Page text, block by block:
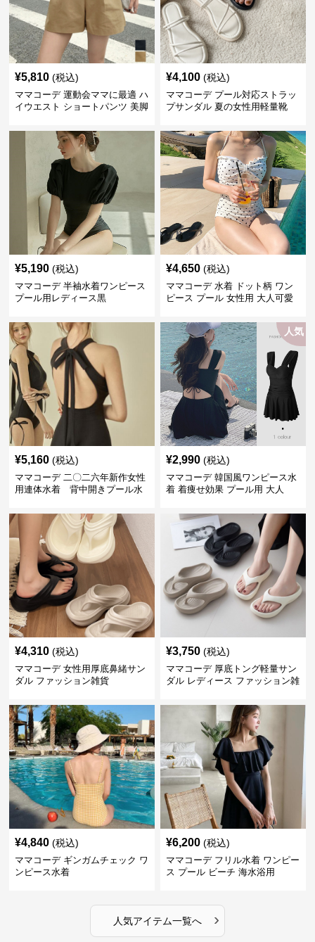
¥5,810 (税込)
ママコーデ 運動会ママに最適 ハ
イウエスト ショートパンツ 美脚
¥4,100 (税込)
ママコーデ プール対応ストラッ
プサンダル 夏の女性用軽量靴
¥5,190 (税込)
ママコーデ 半袖水着ワンピース
プール用レディース黒
¥4,650 (税込)
ママコーデ 水着 ドット柄 ワン
ピース プール 女性用 大人可愛
¥5,160 (税込)
ママコーデ 二〇二六年新作女性
用連体水着 背中開きプール水
人気
¥2,990 (税込)
ママコーデ 韓国風ワンピース水
着 着痩せ効果 プール用 大人
¥4,310 (税込)
ママコーデ 女性用厚底鼻緒サン
ダル ファッション雑貨
¥3,750 (税込)
ママコーデ 厚底トング軽量サン
ダル レディース ファッション雑
¥4,840 (税込)
ママコーデ ギンガムチェック ワ
ンピース水着
¥6,200 (税込)
ママコーデ フリル水着 ワンピー
ス プール ビーチ 海水浴用
人気アイテム一覧へ ›